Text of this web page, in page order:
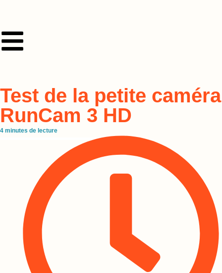
Test de la petite caméra
RunCam 3 HD
4 minutes de lecture